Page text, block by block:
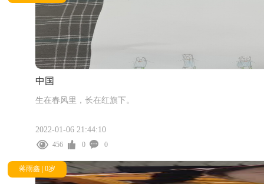
中国
生在春风里，长在红旗下。
2022-01-06 21:44:10
456 0 0
蒋雨鑫 | 0岁